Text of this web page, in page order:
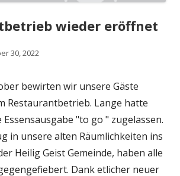
wieder eröffnet
30, 2022
bewirten wir unsere Gäste
Restaurantbetrieb. Lange hatte
"to go " zugelassen.
in unsere alten Räumlichkeiten ins
Heilig Geist Gemeinde, haben alle
Dank etlicher neuer